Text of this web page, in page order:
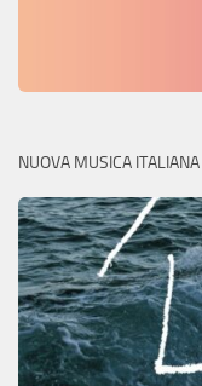
NUOVA MUSICA ITALIANA